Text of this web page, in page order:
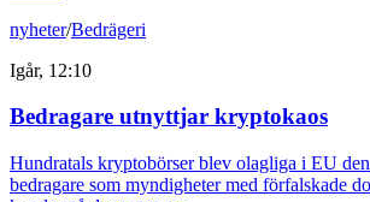
nyheter/Bedrägeri
Igår, 12:10
Bedragare utnyttjar kryptokaos
Hundratals kryptobörser blev olagliga i EU
bedragare som myndigheter med förfalskade